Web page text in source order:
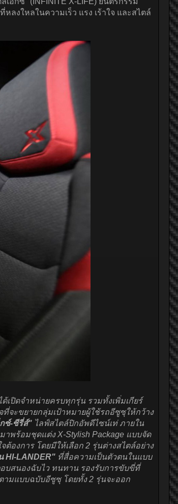
งใหลในความเร็ว แรง เร้าใจ และสไตล์
ปิดจำหน่ายครบทุกรุ่น รวมทั้งเพิ่มเกียร์
จะขยายกลุ่มเป้าหมายผู้ใช้รถอีซูซุให้กว้าง
ซ์-ซีรี่ส์" ไลฟ์สไตล์ปิกอัพดีไซน์เท่ ภายใน
ร้อมชุดแต่ง X-Stylish Package แบบจัด
องการ โดยมีให้เลือก 2 รุ่นต่างสไตล์อย่าง
HI-LANDER" ที่สื่อความเป็นตัวตนในแบบ
บสนองฉับไว ทนทาน รองรับการขับขี่ที่
ามแบบฉบับอีซูซุ โดยทั้ง 2 รุ่นจะออก